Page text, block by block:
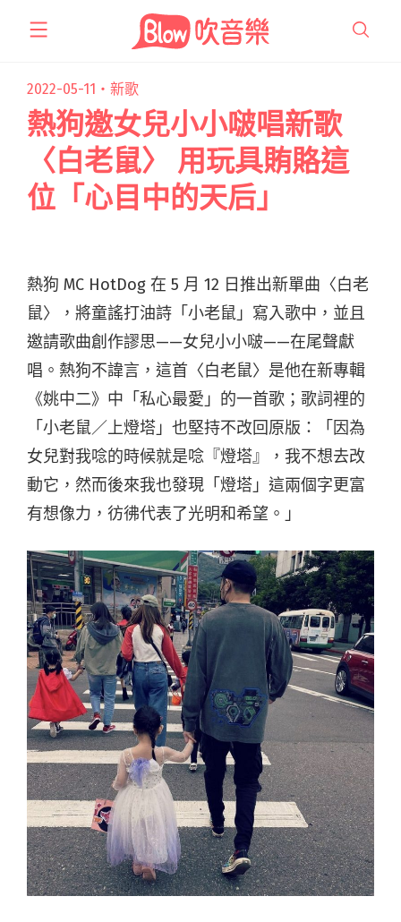
2022-05-11・ 新歌
熱狗邀女兒小小啵唱新歌
〈白老鼠〉 用玩具賄賂這
位「心目中的天后」
熱狗 MC HotDog 在 5 月 12 日推出新單曲〈白老
鼠〉，將童謠打油詩「小老鼠」寫入歌中，並且
邀請歌曲創作謬思——女兒小小啵——在尾聲獻
唱。熱狗不諱言，這首〈白老鼠〉是他在新專輯
《姚中二》中「私心最愛」的一首歌；歌詞裡的
「小老鼠／上燈塔」也堅持不改回原版：「因為
女兒對我唸的時候就是唸『燈塔』，我不想去改
動它，然而後來我也發現「燈塔」這兩個字更富
有想像力，彷彿代表了光明和希望。」